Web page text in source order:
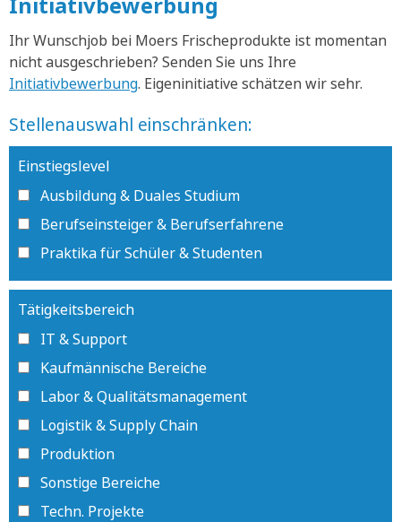
Ihr Wunschjob bei Moers Frischeprodukte ist momentan
nicht ausgeschrieben? Senden Sie uns Ihre
Initiativbewerbung. Eigeninitiative schätzen wir sehr.
Stellenauswahl einschränken:
Einstiegslevel
Ausbildung & Duales Studium
Berufseinsteiger & Berufserfahrene
Praktika für Schüler & Studenten
Tätigkeitsbereich
IT & Support
Kaufmännische Bereiche
Labor & Qualitätsmanagement
Logistik & Supply Chain
Produktion
Sonstige Bereiche
Techn. Projekte